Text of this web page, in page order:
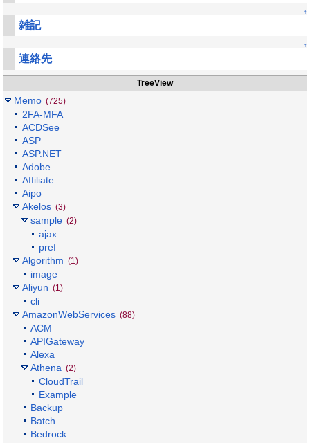
↑
雑記
↑
連絡先
TreeView
Memo (725)
2FA-MFA
ACDSee
ASP
ASP.NET
Adobe
Affiliate
Aipo
Akelos (3)
sample (2)
ajax
pref
Algorithm (1)
image
Aliyun (1)
cli
AmazonWebServices (88)
ACM
APIGateway
Alexa
Athena (2)
CloudTrail
Example
Backup
Batch
Bedrock